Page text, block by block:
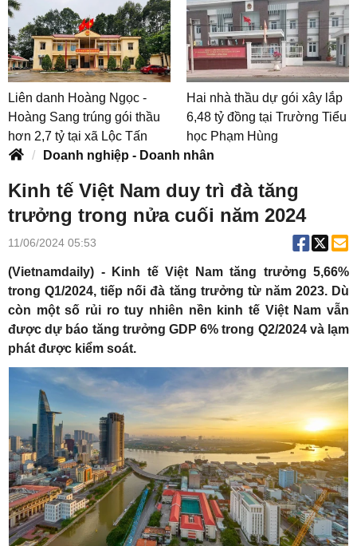
Liên danh Hoàng Ngọc -
Hoàng Sang trúng gói thầu
hơn 2,7 tỷ tại xã Lộc Tấn
Hai nhà thầu dự gói xây lắp
6,48 tỷ đồng tại Trường Tiểu
học Phạm Hùng
Doanh nghiệp - Doanh nhân
Kinh tế Việt Nam duy trì đà tăng
trưởng trong nửa cuối năm 2024
11/06/2024 05:53
(Vietnamdaily) - Kinh tế Việt Nam tăng trưởng 5,66%
trong Q1/2024, tiếp nối đà tăng trưởng từ năm 2023. Dù
còn một số rủi ro tuy nhiên nền kinh tế Việt Nam vẫn
được dự báo tăng trưởng GDP 6% trong Q2/2024 và lạm
phát được kiểm soát.